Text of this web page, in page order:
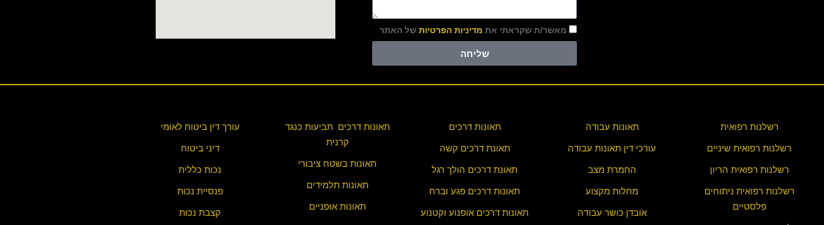
מאשר/ת שקראתי את מדיניות הפרטיות של האתר
שליחה
רשלנות רפואית
רשלנות רפואית שיניים
רשלנות רפואית הריון
רשלנות רפואית ניתוחים
פלסטיים
תאונות עבודה
עורכי דין תאונות עבודה
החמרת מצב
מחלות מקצוע
אובדן כושר עבודה
תאונות דרכים
תאונת דרכים קשה
תאונת דרכים הולך רגל
תאונות דרכים פגע וברח
תאונות דרכים אופנוע וקטנוע
תאונות דרכים תביעות כנגד
קרנית
תאונות בשטח ציבורי
תאונות תלמידים
תאונות אופניים
עורך דין ביטוח לאומי
דיני ביטוח
נכות כללית
פנסיית נכות
קצבת נכות